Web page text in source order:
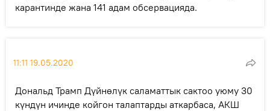
карантинде жана 141 адам обсервацияда.
11:11 19.05.2020
Дональд Трамп Дүйнөлүк саламаттык сактоо уюму 30
күндүн ичинде койгон талаптарды аткарбаса, АКШ